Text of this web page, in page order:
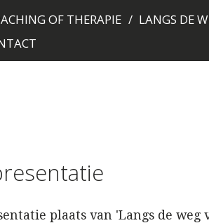
OF THERAPIE LANGS DE
plaats van 'Langs de weg